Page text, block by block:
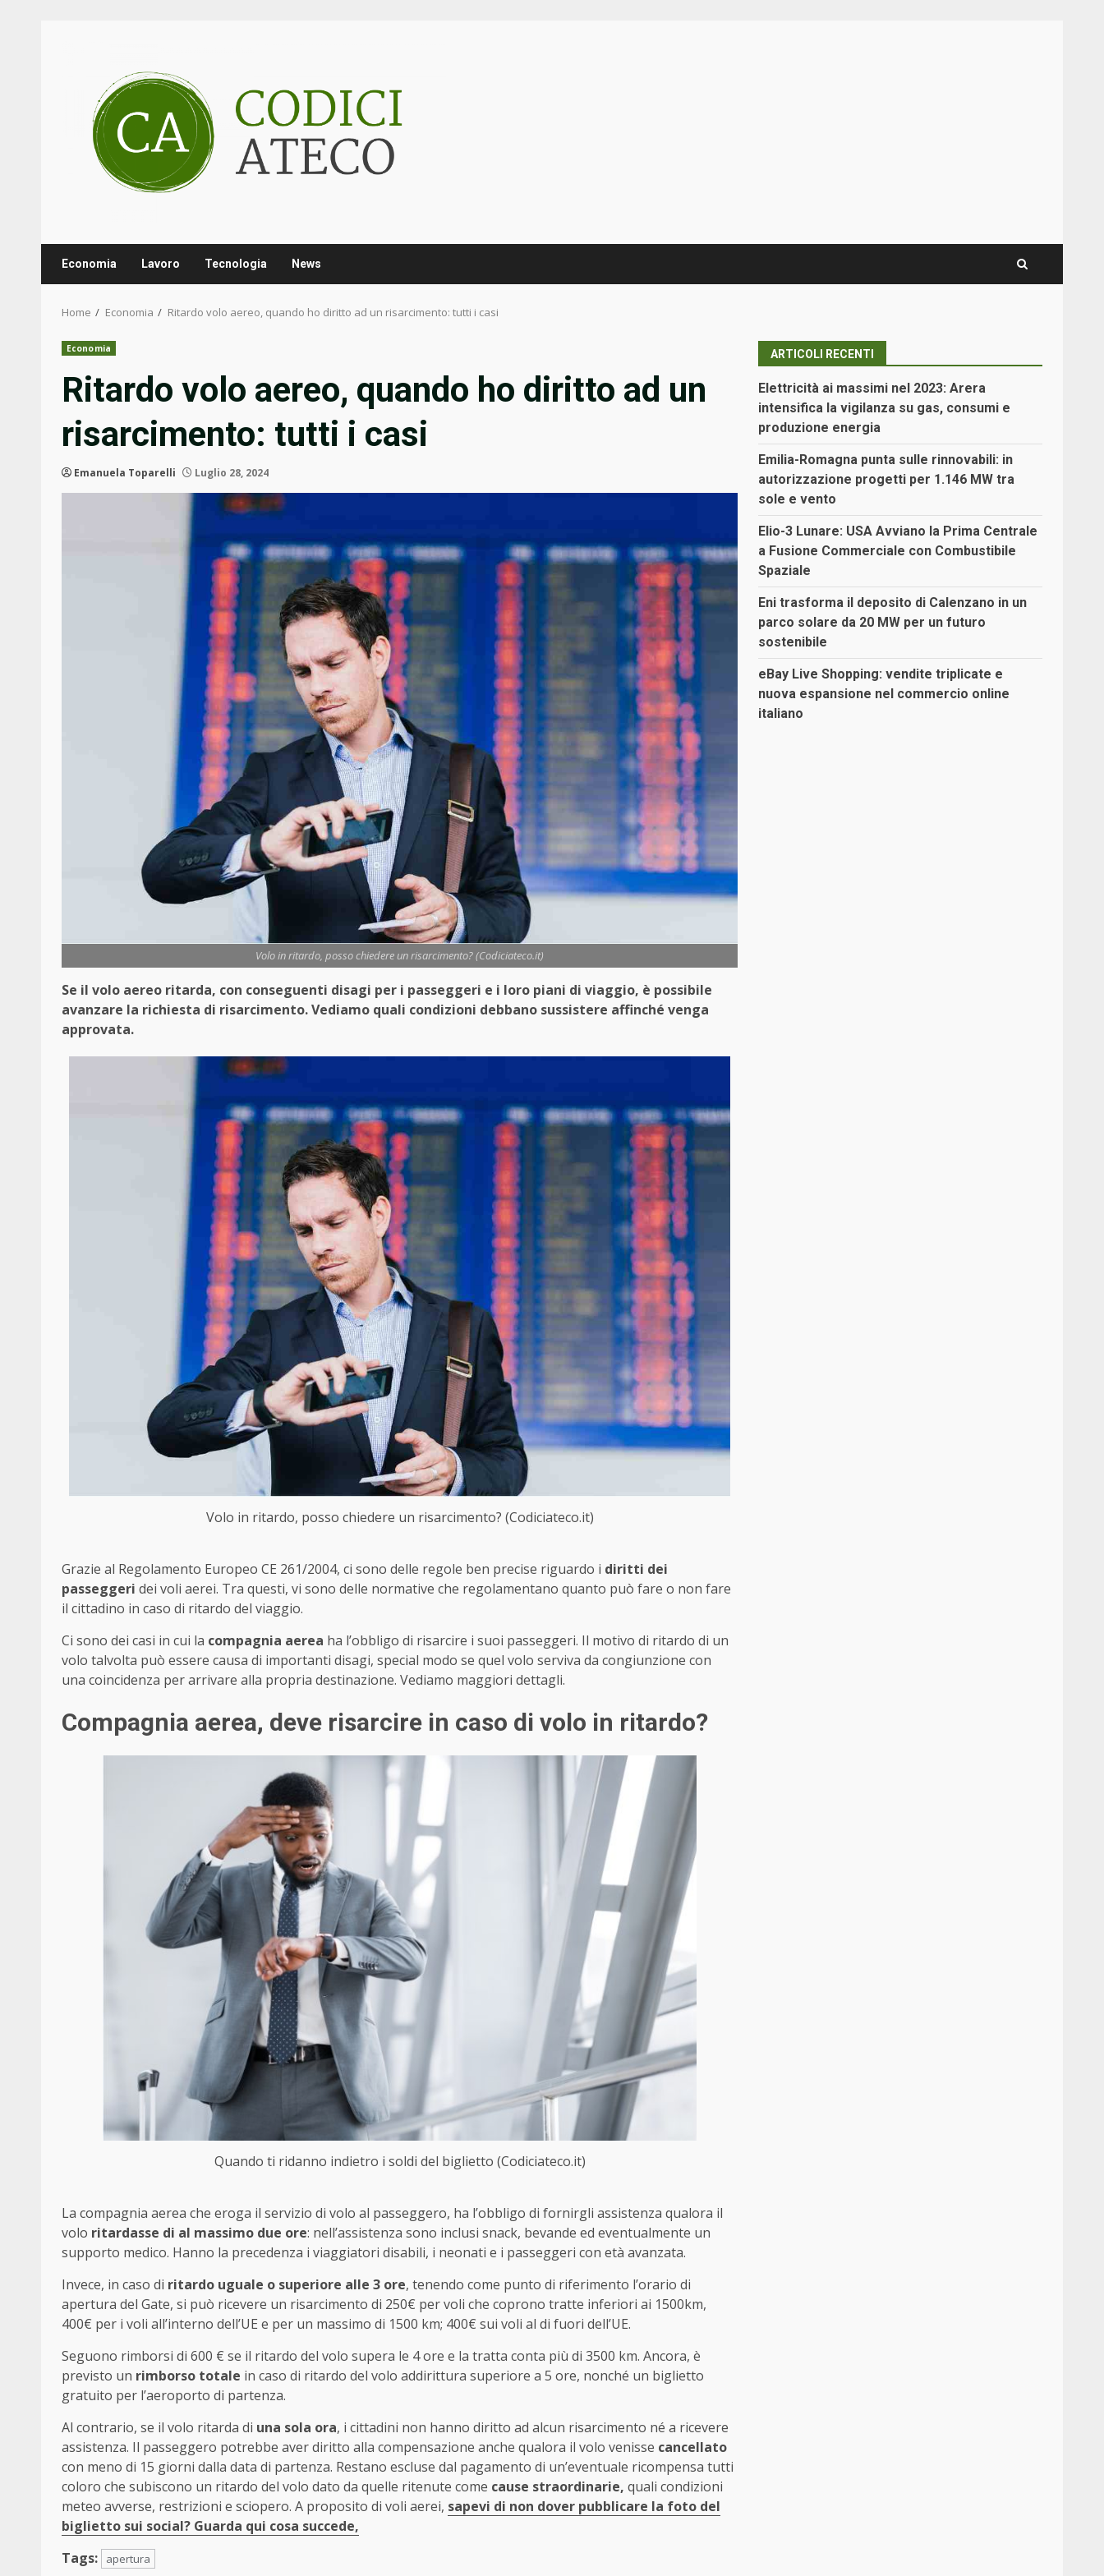
Economia Lavoro Tecnologia News
Home Economia Ritardo volo aereo, quando ho diritto ad un risarcimento: tutti i casi
Economia
Ritardo volo aereo, quando ho diritto ad un
risarcimento: tutti i casi
Emanuela Toparelli Luglio 28, 2024
Volo in ritardo, posso chiedere un risarcimento? (Codiciateco.it)
Se il volo aereo ritarda, con conseguenti disagi per i passeggeri e i loro piani di viaggio, è possibile
avanzare la richiesta di risarcimento. Vediamo quali condizioni debbano sussistere affinché venga
approvata.
Volo in ritardo, posso chiedere un risarcimento? (Codiciateco.it)
Grazie al Regolamento Europeo CE 261/2004, ci sono delle regole ben precise riguardo i diritti dei
passeggeri dei voli aerei. Tra questi, vi sono delle normative che regolamentano quanto può fare o non fare
il cittadino in caso di ritardo del viaggio.
Ci sono dei casi in cui la compagnia aerea ha l’obbligo di risarcire i suoi passeggeri. Il motivo di ritardo di un
volo talvolta può essere causa di importanti disagi, special modo se quel volo serviva da congiunzione con
una coincidenza per arrivare alla propria destinazione. Vediamo maggiori dettagli.
Compagnia aerea, deve risarcire in caso di volo in ritardo?
Quando ti ridanno indietro i soldi del biglietto (Codiciateco.it)
La compagnia aerea che eroga il servizio di volo al passeggero, ha l’obbligo di fornirgli assistenza qualora il
volo ritardasse di al massimo due ore: nell’assistenza sono inclusi snack, bevande ed eventualmente un
supporto medico. Hanno la precedenza i viaggiatori disabili, i neonati e i passeggeri con età avanzata.
Invece, in caso di ritardo uguale o superiore alle 3 ore, tenendo come punto di riferimento l’orario di
apertura del Gate, si può ricevere un risarcimento di 250€ per voli che coprono tratte inferiori ai 1500km,
400€ per i voli all’interno dell’UE e per un massimo di 1500 km; 400€ sui voli al di fuori dell’UE.
Seguono rimborsi di 600 € se il ritardo del volo supera le 4 ore e la tratta conta più di 3500 km. Ancora, è
previsto un rimborso totale in caso di ritardo del volo addirittura superiore a 5 ore, nonché un biglietto
gratuito per l’aeroporto di partenza.
Al contrario, se il volo ritarda di una sola ora, i cittadini non hanno diritto ad alcun risarcimento né a ricevere
assistenza. Il passeggero potrebbe aver diritto alla compensazione anche qualora il volo venisse cancellato
con meno di 15 giorni dalla data di partenza. Restano escluse dal pagamento di un’eventuale ricompensa tutti
coloro che subiscono un ritardo del volo dato da quelle ritenute come cause straordinarie, quali condizioni
meteo avverse, restrizioni e sciopero. A proposito di voli aerei, sapevi di non dover pubblicare la foto del
biglietto sui social? Guarda qui cosa succede,
Tags:
apertura
ARTICOLI RECENTI
Elettricità ai massimi nel 2023: Arera
intensifica la vigilanza su gas, consumi e
produzione energia
Emilia-Romagna punta sulle rinnovabili: in
autorizzazione progetti per 1.146 MW tra
sole e vento
Elio-3 Lunare: USA Avviano la Prima Centrale
a Fusione Commerciale con Combustibile
Spaziale
Eni trasforma il deposito di Calenzano in un
parco solare da 20 MW per un futuro
sostenibile
eBay Live Shopping: vendite triplicate e
nuova espansione nel commercio online
italiano